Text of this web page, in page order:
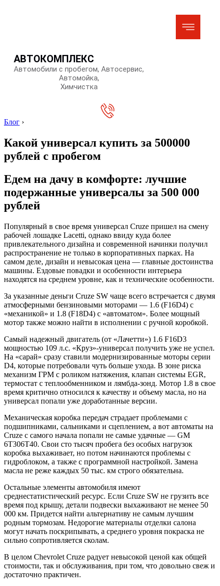
АВТОКОМПЛЕКС
Автомобили с пробегом, Автосервис,
Автомойка,
Химчистка
Блог ›
Какой универсал купить за 500000
рублей с пробегом
Едем на дачу в комфорте: лучшие
подержанные универсалы за 500 000
рублей
Популярный в свое время универсал Cruze пришел на смену
рабочей лошадке Lacetti, однако ввиду куда более
привлекательного дизайна и современной начинки получил
распространение не только в корпоративных парках. На
самом деле, дизайн и невысокая цена — главные достоинства
машины. Ездовые повадки и особенности интерьера
находятся на среднем уровне, как и технические особенности.
За указанные деньги Cruze SW чаще всего встречается с двумя
атмосферными бензиновыми моторами — 1.6 (F16D4) с
«механикой» и 1.8 (F18D4) с «автоматом». Более мощный
мотор также можно найти в исполнении с ручной коробкой.
Самый надежный двигатель (от «Лачетти») 1.6 F16D3
мощностью 109 л.с. «Круз»-универсал получить уже не успел.
На «сарай» сразу ставили модернизированные моторы серии
D4, которые потребовали чуть больше ухода. В зоне риска
механизм ГРМ с роликом натяжения, клапан системы EGR,
термостат с теплообменником и лямбда-зонд. Мотор 1.8 в свое
время критично относился к качеству и объему масла, но на
универсал попали уже доработанные версии.
Механическая коробка передач страдает проблемами с
подшипниками, сальниками и сцеплением, а вот автоматы на
Cruze с самого начала попали не самые удачные — GM
6T306T40. Свои сто тысяч пробега без особых нагрузок
коробка выхаживает, но потом начинаются проблемы с
гидроблоком, а также с программной настройкой. Замена
масла не реже каждых 50 тыс. км строго обязательна.
Остальные элементы автомобиля имеют
среднестатистический ресурс. Если Cruze SW не грузить все
время под крышу, детали подвески выхаживают не менее 50
000 км. Придется найти альтернативу не самым лучшим
родным тормозам. Недорогие материалы отделки салона
могут начать поскрипывать, а среднего уровня покраска не
сильно сопротивляется сколам.
В целом Chevrolet Cruze радует невысокой ценой как общей
стоимости, так и обслуживания, при том, что довольно свеж и
достаточно практичен.